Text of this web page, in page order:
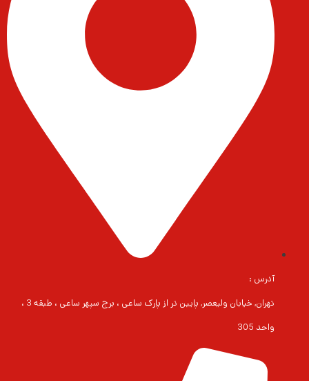
آدرس :
تهران, خیابان ولیعصر, پایین تر از پارک ساعی ، برج سپهر ساعی ، طبقه 3 ،
واحد 305